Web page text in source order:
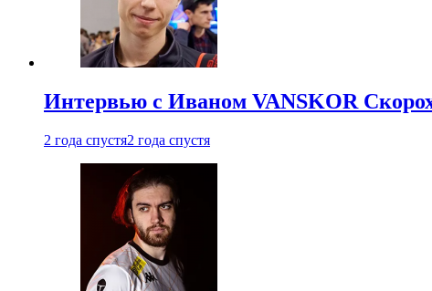
Интервью с Иваном VANSKOR
2 года спустя2 года спустя